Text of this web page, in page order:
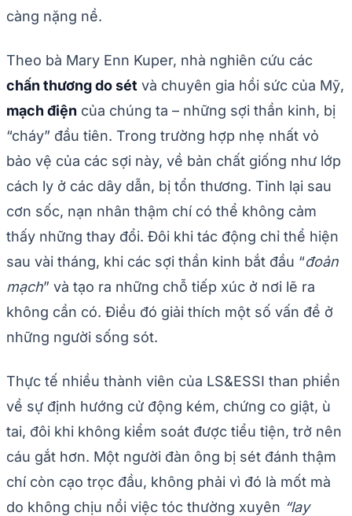
càng nặng nề.
Theo bà Mary Enn Kuper, nhà nghiên cứu các
chấn thương do sét và chuyên gia hồi sức của Mỹ,
mạch điện của chúng ta – những sợi thần kinh, bị
“cháy” đầu tiên. Trong trường hợp nhẹ nhất vỏ
bảo vệ của các sợi này, về bản chất giống như lớp
cách ly ở các dây dẫn, bị tổn thương. Tỉnh lại sau
cơn sốc, nạn nhân thậm chí có thể không cảm
thấy những thay đổi. Đôi khi tác động chỉ thể hiện
sau vài tháng, khi các sợi thần kinh bắt đầu “đoản
mạch” và tạo ra những chỗ tiếp xúc ở nơi lẽ ra
không cần có. Điều đó giải thích một số vấn đề ở
những người sống sót.
Thực tế nhiều thành viên của LS&ESSI than phiền
về sự định hướng cử động kém, chứng co giật, ù
tai, đôi khi không kiểm soát được tiểu tiện, trở nên
cáu gắt hơn. Một người đàn ông bị sét đánh thậm
chí còn cạo trọc đầu, không phải vì đó là mốt mà
do không chịu nổi việc tóc thường xuyên “lay